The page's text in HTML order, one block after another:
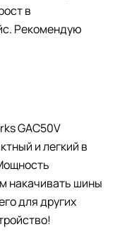
в
Рекомендую
GAC50V
и легкий в
накачивать шины
для других